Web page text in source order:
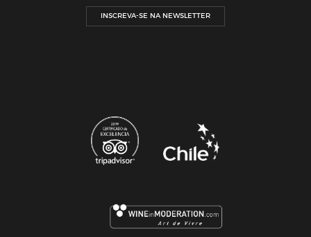
INSCREVA-SE NA NEWSLETTER